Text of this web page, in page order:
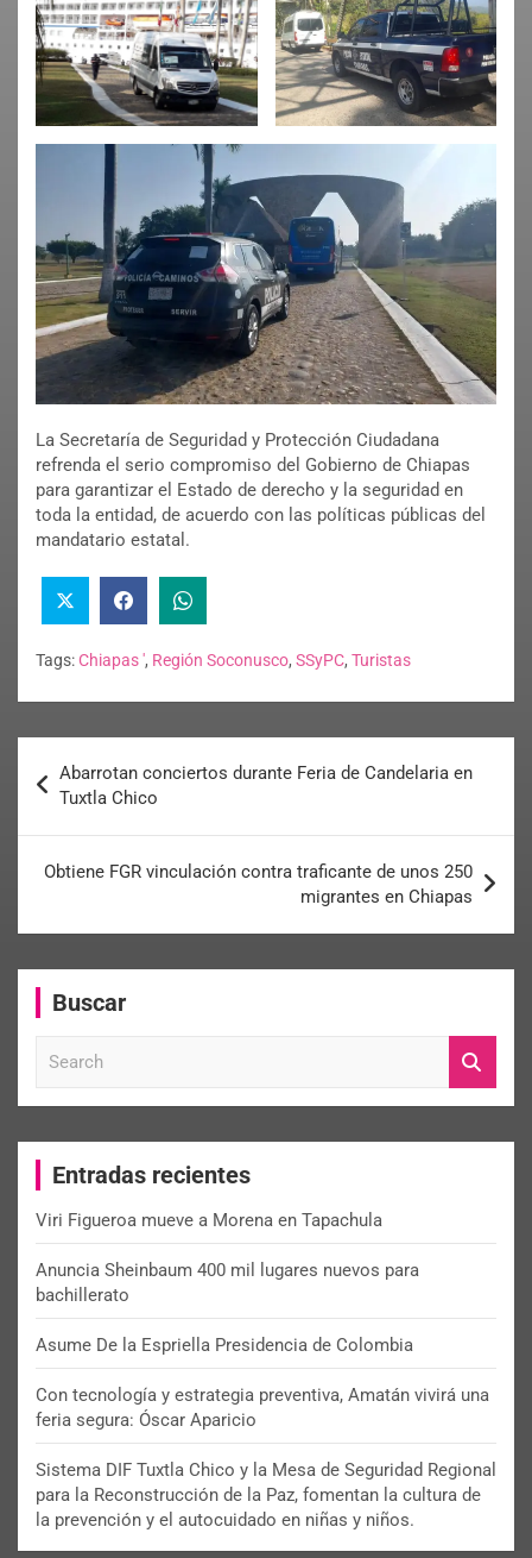
La Secretaría de Seguridad y Protección Ciudadana
refrenda el serio compromiso del Gobierno de Chiapas
para garantizar el Estado de derecho y la seguridad en
toda la entidad, de acuerdo con las políticas públicas del
mandatario estatal.
Tags:Chiapas ', Región Soconusco, SSyPC, Turistas
Abarrotan conciertos durante Feria de Candelaria en
Tuxtla Chico
Obtiene FGR vinculación contra traficante de unos 250
migrantes en Chiapas
Buscar
c
Entradas recientes
Viri Figueroa mueve a Morena en Tapachula
Anuncia Sheinbaum 400 mil lugares nuevos para
bachillerato
Asume De la Espriella Presidencia de Colombia
Con tecnología y estrategia preventiva, Amatán vivirá una
feria segura: Óscar Aparicio
Sistema DIF Tuxtla Chico y la Mesa de Seguridad Regional
para la Reconstrucción de la Paz, fomentan la cultura de
la prevención y el autocuidado en niñas y niños.